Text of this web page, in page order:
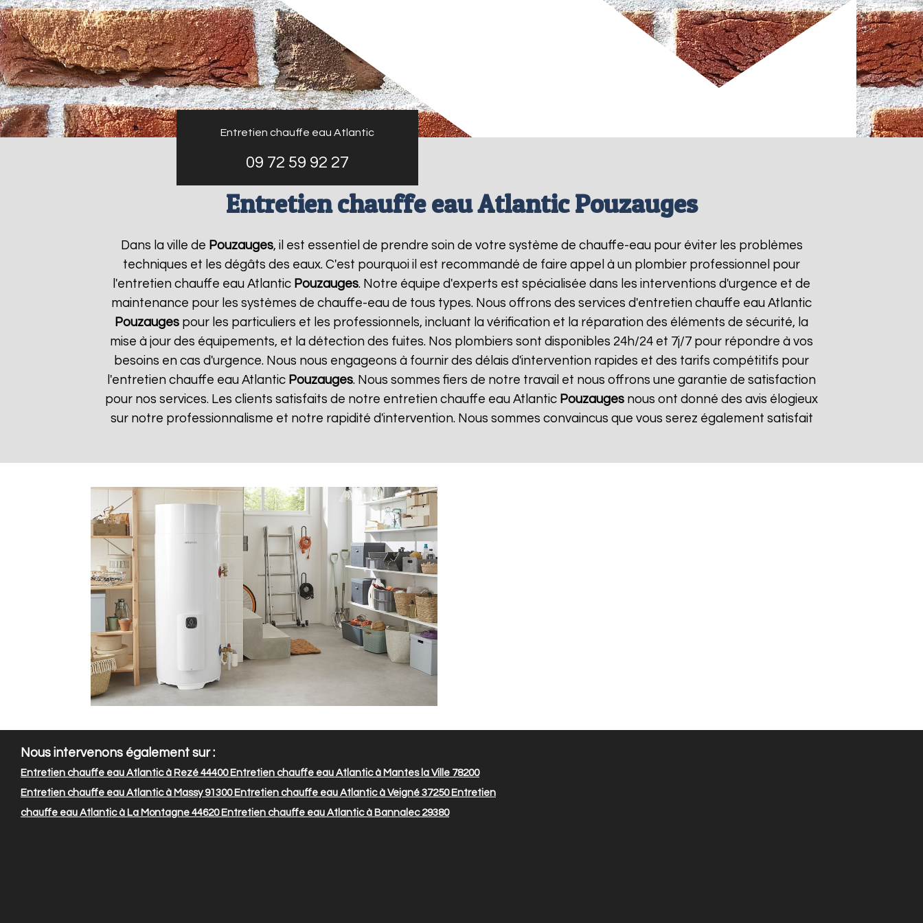
Entretien chauffe eau Atlantic
09 72 59 92 27
Entretien chauffe eau Atlantic Pouzauges
Dans la ville de Pouzauges, il est essentiel de prendre soin de votre système de chauffe-eau pour éviter les problèmes
techniques et les dégâts des eaux. C'est pourquoi il est recommandé de faire appel à un plombier professionnel pour
l'entretien chauffe eau Atlantic Pouzauges. Notre équipe d'experts est spécialisée dans les interventions d'urgence et de
maintenance pour les systèmes de chauffe-eau de tous types. Nous offrons des services d'entretien chauffe eau Atlantic
Pouzauges pour les particuliers et les professionnels, incluant la vérification et la réparation des éléments de sécurité, la
mise à jour des équipements, et la détection des fuites. Nos plombiers sont disponibles 24h/24 et 7j/7 pour répondre à vos
besoins en cas d'urgence. Nous nous engageons à fournir des délais d'intervention rapides et des tarifs compétitifs pour
l'entretien chauffe eau Atlantic Pouzauges. Nous sommes fiers de notre travail et nous offrons une garantie de satisfaction
pour nos services. Les clients satisfaits de notre entretien chauffe eau Atlantic Pouzauges nous ont donné des avis élogieux
sur notre professionnalisme et notre rapidité d'intervention. Nous sommes convaincus que vous serez également satisfait
Nous intervenons également sur :
Entretien chauffe eau Atlantic à Rezé 44400Entretien chauffe eau Atlantic à Mantes la Ville 78200
Entretien chauffe eau Atlantic à Massy 91300Entretien chauffe eau Atlantic à Veigné 37250Entretien
chauffe eau Atlantic à La Montagne 44620Entretien chauffe eau Atlantic à Bannalec 29380